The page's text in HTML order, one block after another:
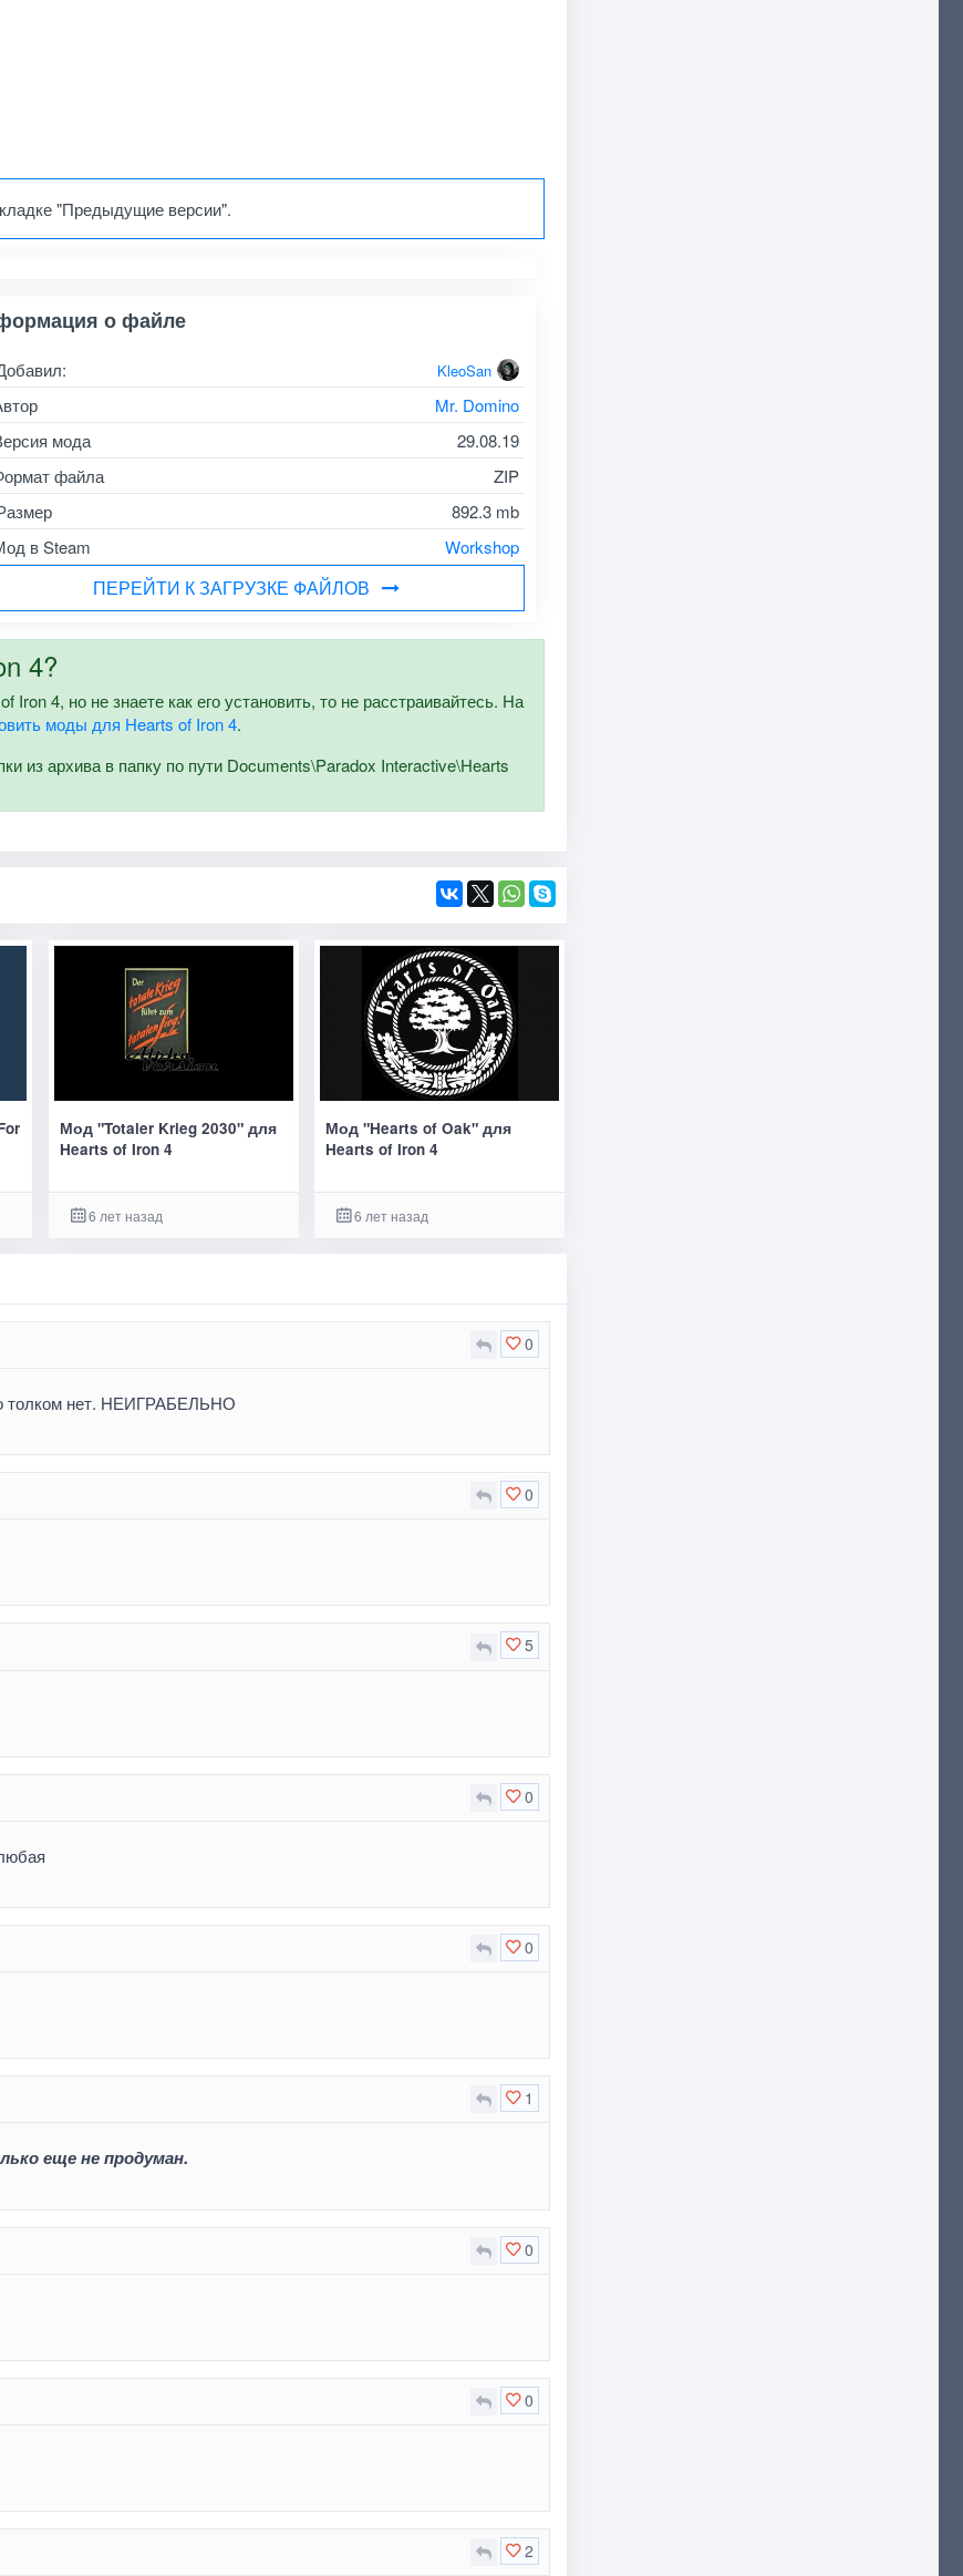
"Предыдущие версии".
о файле
KleoSan
Mr. Domino
мода
29.08.19
файла
ZIP
892.3 mb
в Steam
Workshop
ПЕРЕЙТИ К ЗАГРУЗКЕ ФАЙЛОВ
4?
4, но не знаете как его установить, то не расстраивайтесь. На
моды для Hearts of Iron 4.
из архива в папку по пути Documents\Paradox Interactive\Hearts
Мод "Totaler Krieg 2030" для
Hearts of Iron 4
6 лет назад
Мод "Hearts of Oak" для
Hearts of Iron 4
6 лет назад
0
толком нет. НЕИГРАБЕЛЬНО
0
5
0
0
1
еще не продуман.
0
0
2